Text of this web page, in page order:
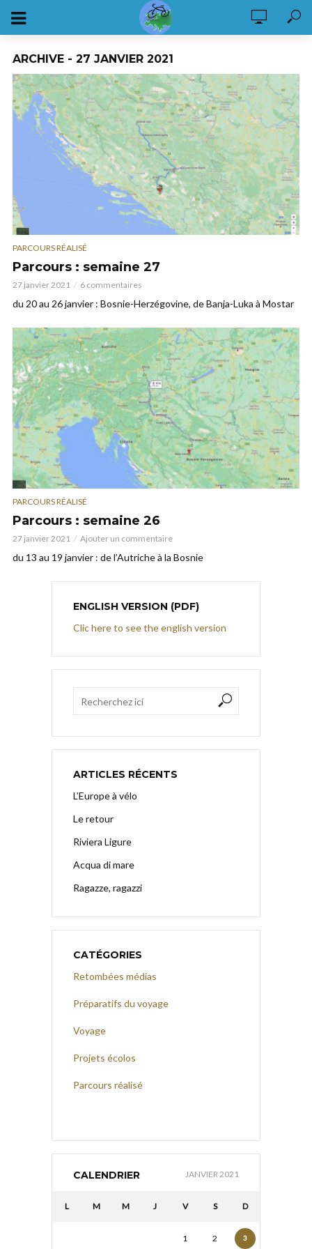
ARCHIVE - 27 JANVIER 2021
PARCOURS RÉALISÉ
Parcours : semaine 27
27 janvier 2021 6 commentaires
du 20 au 26 janvier : Bosnie-Herzégovine, de Banja-Luka à Mostar
PARCOURS RÉALISÉ
Parcours : semaine 26
27 janvier 2021 Ajouter un commentaire
du 13 au 19 janvier : de l’Autriche à la Bosnie
ENGLISH VERSION (PDF)
Clic here to see the english version
ARTICLES RÉCENTS
L’Europe à vélo
Le retour
Riviera Ligure
Acqua di mare
Ragazze, ragazzi
CATÉGORIES
Retombées médias
Préparatifs du voyage
Voyage
Projets écolos
Parcours réalisé
CALENDRIER JANVIER 2021
L M M J V S D
1 2 3